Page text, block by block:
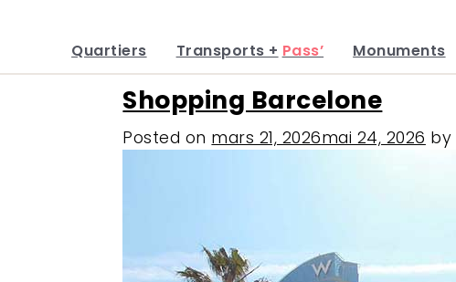
Quartiers Transports + Pass’ Monuments
Shopping Barcelone
Posted on mars 21, 2026mai 24, 2026 by